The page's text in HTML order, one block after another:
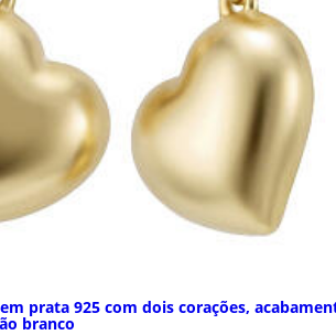
prata 925 com dois corações,
branco